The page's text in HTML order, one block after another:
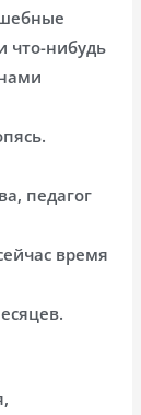
что-нибудь
педагог
время